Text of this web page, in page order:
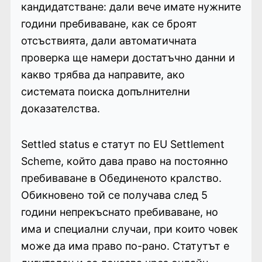
кандидатстване: дали вече имате нужните
години пребиваване, как се броят
отсъствията, дали автоматичната
проверка ще намери достатъчно данни и
какво трябва да направите, ако
системата поиска допълнителни
доказателства.
Settled status е статут по EU Settlement
Scheme, който дава право на постоянно
пребиваване в Обединеното кралство.
Обикновено той се получава след 5
години непрекъснато пребиваване, но
има и специални случаи, при които човек
може да има право по-рано. Статутът е